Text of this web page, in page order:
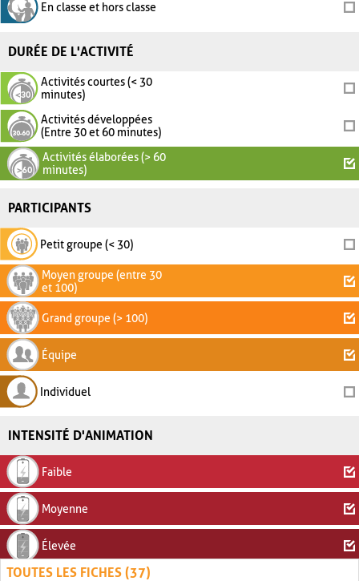
En classe et hors classe
DURÉE DE L'ACTIVITÉ
Activités courtes (< 30
minutes)
Activités développées
(Entre 30 et 60 minutes)
Activités élaborées (> 60
minutes)
PARTICIPANTS
Petit groupe (< 30)
Moyen groupe (entre 30
et 100)
Grand groupe (> 100)
Équipe
Individuel
INTENSITÉ D'ANIMATION
Faible
Moyenne
Élevée
TOUTES LES FICHES (37)